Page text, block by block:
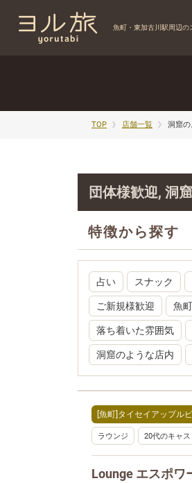
魚町・東加古川駅周辺の
TOP 店舗一覧 洞窟
団体様歓迎, 洞
特徴から探す
占い スナック
ご新規様歓迎 魚町
落ち着いた雰囲気
洞窟のような店内
[魚町]タイセイアップル
ラウンジ 20代のキャス
Lounge エスポワ